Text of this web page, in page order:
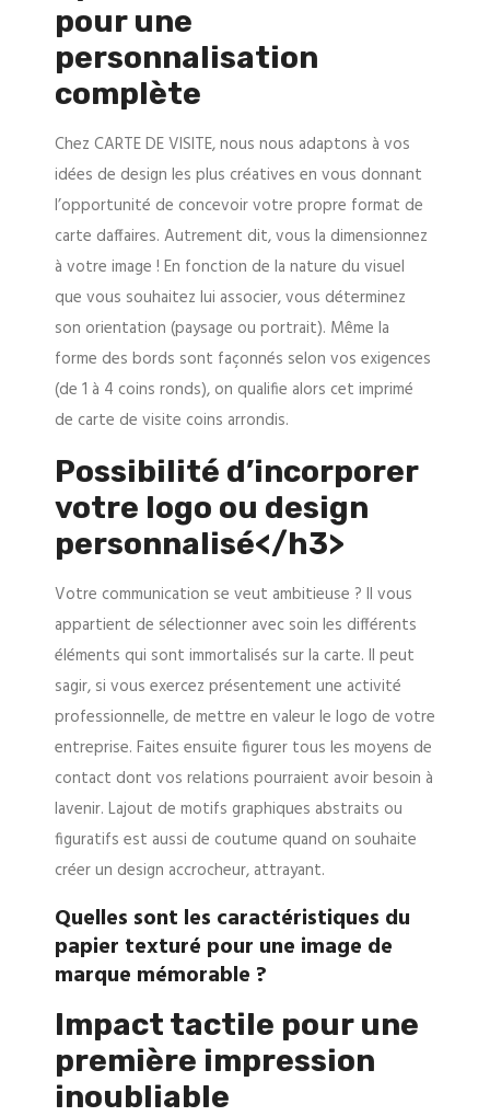
pour une
personnalisation
complète
Chez CARTE DE VISITE, nous nous adaptons à vos
idées de design les plus créatives en vous donnant
l’opportunité de concevoir votre propre format de
carte daffaires. Autrement dit, vous la dimensionnez
à votre image ! En fonction de la nature du visuel
que vous souhaitez lui associer, vous déterminez
son orientation (paysage ou portrait). Même la
forme des bords sont façonnés selon vos exigences
(de 1 à 4 coins ronds), on qualifie alors cet imprimé
de carte de visite coins arrondis.
Possibilité d’incorporer
votre logo ou design
personnalisé</h3>
Votre communication se veut ambitieuse ? Il vous
appartient de sélectionner avec soin les différents
éléments qui sont immortalisés sur la carte. Il peut
sagir, si vous exercez présentement une activité
professionnelle, de mettre en valeur le logo de votre
entreprise. Faites ensuite figurer tous les moyens de
contact dont vos relations pourraient avoir besoin à
lavenir. Lajout de motifs graphiques abstraits ou
figuratifs est aussi de coutume quand on souhaite
créer un design accrocheur, attrayant.
Quelles sont les caractéristiques du
papier texturé pour une image de
marque mémorable ?
Impact tactile pour une
première impression
inoubliable